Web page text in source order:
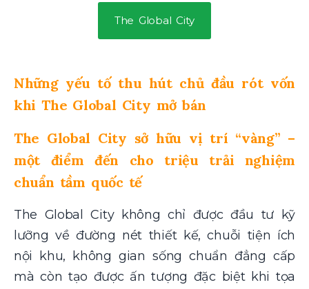
The Global City
Những yếu tố thu hút chủ đầu rót vốn
khi The Global City mở bán
The Global City sở hữu vị trí “vàng” –
một điểm đến cho triệu trải nghiệm
chuẩn tầm quốc tế
The Global City không chỉ được đầu tư kỹ
lưỡng về đường nét thiết kế, chuỗi tiện ích
nội khu, không gian sống chuẩn đẳng cấp
mà còn tạo được ấn tượng đặc biệt khi tọa